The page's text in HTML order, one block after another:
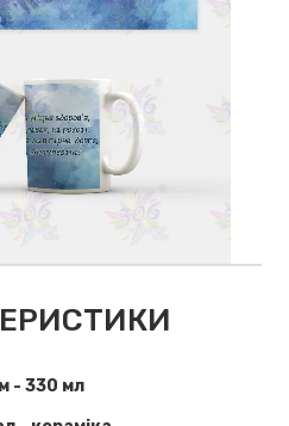
- 330 мл